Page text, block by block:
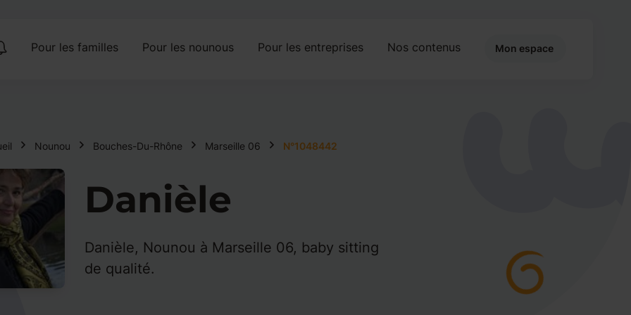
Pour les familles Pour les nounous Pour les entreprises Nos contenus Mon espace
Nounou Bouches-Du-Rhône Marseille 06 N°1048442
Danièle
Danièle, Nounou à Marseille 06, baby sitting
de qualité.